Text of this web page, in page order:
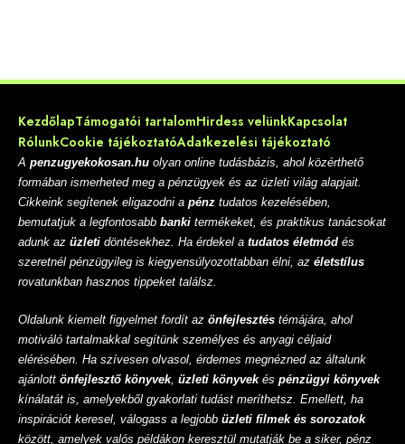
KezdőlapTámogatói tartalomHirdess velünkKapcsolat
RólunkCookie tájékoztatóAdatkezelési tájékoztató
A penzugyekokosan.hu olyan online tudásbázis, ahol közérthető
formában ismerheted meg a pénzügyek és az üzleti világ alapjait.
Cikkeink segítenek eligazodni a pénz tudatos kezelésében,
bemutatjuk a legfontosabb banki termékeket, és praktikus tanácsokat
adunk az üzleti döntésekhez. Ha érdekel a tudatos életmód és
szeretnél pénzügyileg is kiegyensúlyozottabban élni, az életstílus
rovatunkban hasznos tippeket találsz.
Oldalunk kiemelt figyelmet fordít az önfejlesztés témájára, ahol
motiváló tartalmakkal segítünk személyes és anyagi céljaid
elérésében. Ha szívesen olvasol, érdemes megnézned az általunk
ajánlott önfejlesztő könyvek, üzleti könyvekés pénzügyi könyvek
kínálatát is, amelyekből gyakorlati tudást meríthetsz. Emellett, ha
inspirációt keresel, válogass a legjobb üzleti filmek és sorozatok
között, amelyek valós példákon keresztül mutatják be a siker, pénz